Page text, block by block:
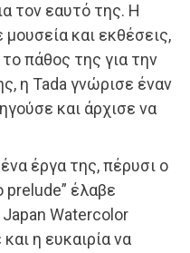
τον εαυτό της. Η
μουσεία και εκθέσεις,
πάθος της για την
η Tada γνώρισε έναν
και άρχισε να
έργα της, πέρυσι ο
prelude” έλαβε
Japan Watercolor
η ευκαιρία να